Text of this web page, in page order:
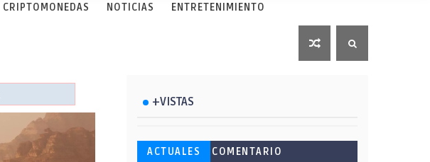
CRIPTOMONEDAS NOTICIAS ENTRETENIMIENTO
+VISTAS
Esto ha ocurrido cuando una
Ahorra y compra de oferta:
Microsoft lanza unos cursos
ACTUALES
COMENTARIO